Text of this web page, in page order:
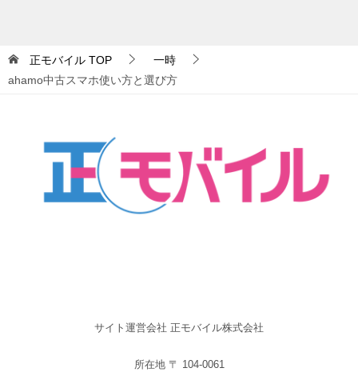
正モバイル TOP
一時
ahamo中古スマホ使い方と選び方
サイト運営会社 正モバイル株式会社
所在地 〒 104-0061